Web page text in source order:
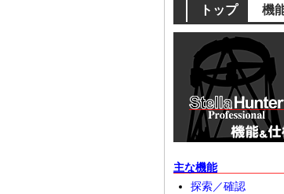
トップ 機
主な機能
探索／確認